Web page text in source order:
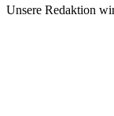
Unsere Redaktion